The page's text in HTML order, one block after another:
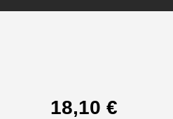
Regulärer Preis:
18,10 €